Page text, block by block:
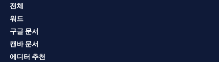
전체
워드
구글 문서
캔바 문서
에디터 추천